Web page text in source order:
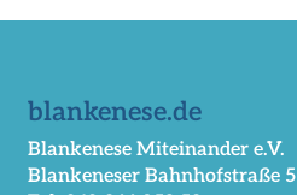
blankenese.de
Blankenese Miteinander e.V.
Blankeneser Bahnhofstraße 5